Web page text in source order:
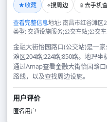
★收藏 ⌖搜周边 📱 去手机
查看完整信息地址: 南昌市红谷滩区
类型: 交通设施服务;公交车站;公交
金融大街怡园路口(公交站)是一
滩区204路;224路;850路。地理坐
通过Amap查看金融大街怡园路
路线，以及查找周边设施。
用户评价
匿名用户